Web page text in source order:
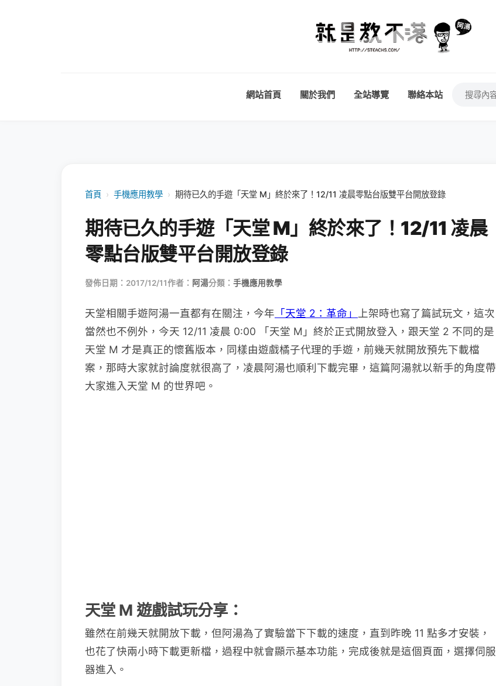
網站首頁 關於我們 全站導覽 聯絡本站
首頁 › 手機應用教學 › 期待已久的手遊「天堂 M」終於來了！12/11 凌晨零點台版雙平台開放登錄
期待已久的手遊「天堂 M」終於來了！12/11 凌晨
零點台版雙平台開放登錄
發佈日期：2017/12/11作者： 阿湯分類： 手機應用教學
天堂相關手遊阿湯一直都有在關注，今年 「天堂 2：革命」
上架時也寫了篇試玩文，這次
當然也不例外，今天 12/11 凌晨 0:00 「天堂 M」終於正式開放登入，跟天堂 2 不同的是
天堂 M 才是真正的懷舊版本，同樣由遊戲橘子代理的手遊，前幾天就開放預先下載檔
案，那時大家就討論度就很高了，凌晨阿湯也順利下載完畢，這篇阿湯就以新手的角度帶
大家進入天堂 M 的世界吧。
天堂 M 遊戲試玩分享：
雖然在前幾天就開放下載，但阿湯為了實驗當下下載的速度，直到昨晚 11 點多才安裝，
也花了快兩小時下載更新檔，過程中就會顯示基本功能，完成後就是這個頁面，選擇伺服
器進入。